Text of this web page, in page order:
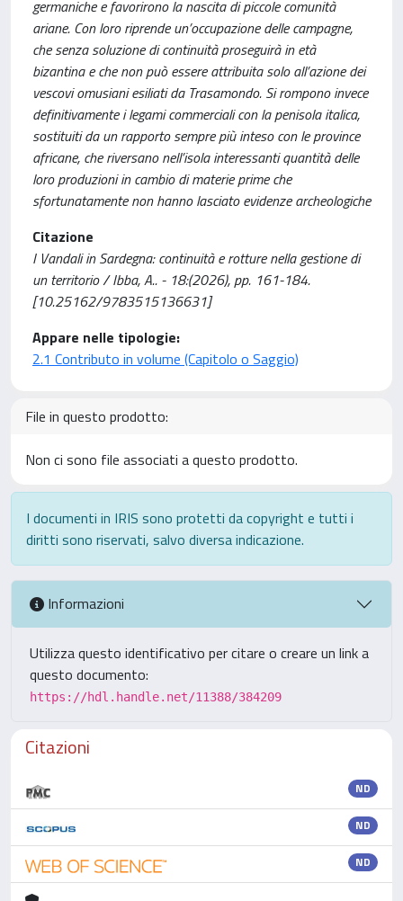
germaniche e favorirono la nascita di piccole comunità
ariane. Con loro riprende un’occupazione delle campagne,
che senza soluzione di continuità proseguirà in età
bizantina e che non può essere attribuita solo all’azione dei
vescovi omusiani esiliati da Trasamondo. Si rompono invece
definitivamente i legami commerciali con la penisola italica,
sostituiti da un rapporto sempre più inteso con le province
africane, che riversano nell’isola interessanti quantità delle
loro produzioni in cambio di materie prime che
sfortunatamente non hanno lasciato evidenze archeologiche
Citazione
I Vandali in Sardegna: continuità e rotture nella gestione di
un territorio / Ibba, A.. - 18:(2026), pp. 161-184.
[10.25162/9783515136631]
Appare nelle tipologie:
2.1 Contributo in volume (Capitolo o Saggio)
File in questo prodotto:
Non ci sono file associati a questo prodotto.
I documenti in IRIS sono protetti da copyright e tutti i
diritti sono riservati, salvo diversa indicazione.
Informazioni
Utilizza questo identificativo per citare o creare un link a
questo documento:
https://hdl.handle.net/11388/384209
Citazioni
ND
ND
ND